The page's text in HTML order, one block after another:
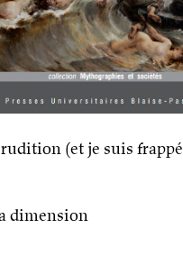
(et je suis frappé
dimension